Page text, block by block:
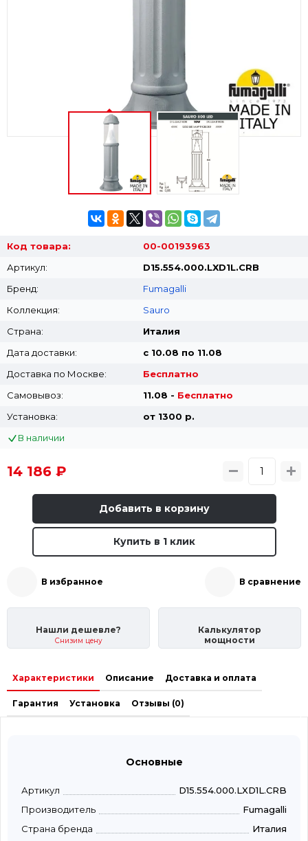
Код товара:
00-00193963
Артикул:
D15.554.000.LXD1L.CRB
Бренд:
Fumagalli
Коллекция:
Sauro
Страна:
Италия
Дата доставки:
с 10.08 по 11.08
Доставка по Москве:
Бесплатно
Самовывоз:
11.08 - Бесплатно
Установка:
от 1300 p.
В наличии
14 186 ₽
Добавить в корзину
Купить в 1 клик
В избранное В сравнение
Нашли дешевле?
Снизим цену
Калькулятор
мощности
Характеристики Описание Доставка и оплата
Гарантия Установка Отзывы (0)
Основные
Артикул
D15.554.000.LXD1L.CRB
Производитель
Fumagalli
Страна бренда
Италия